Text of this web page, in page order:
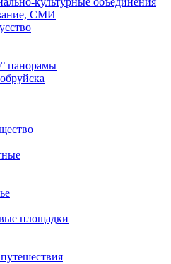
СМИ
панорамы
площадки